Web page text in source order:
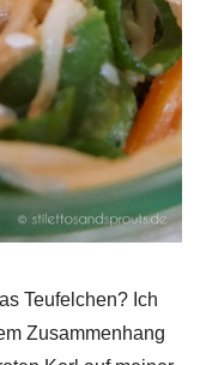
Teufelchen? Ich
Zusammenhang